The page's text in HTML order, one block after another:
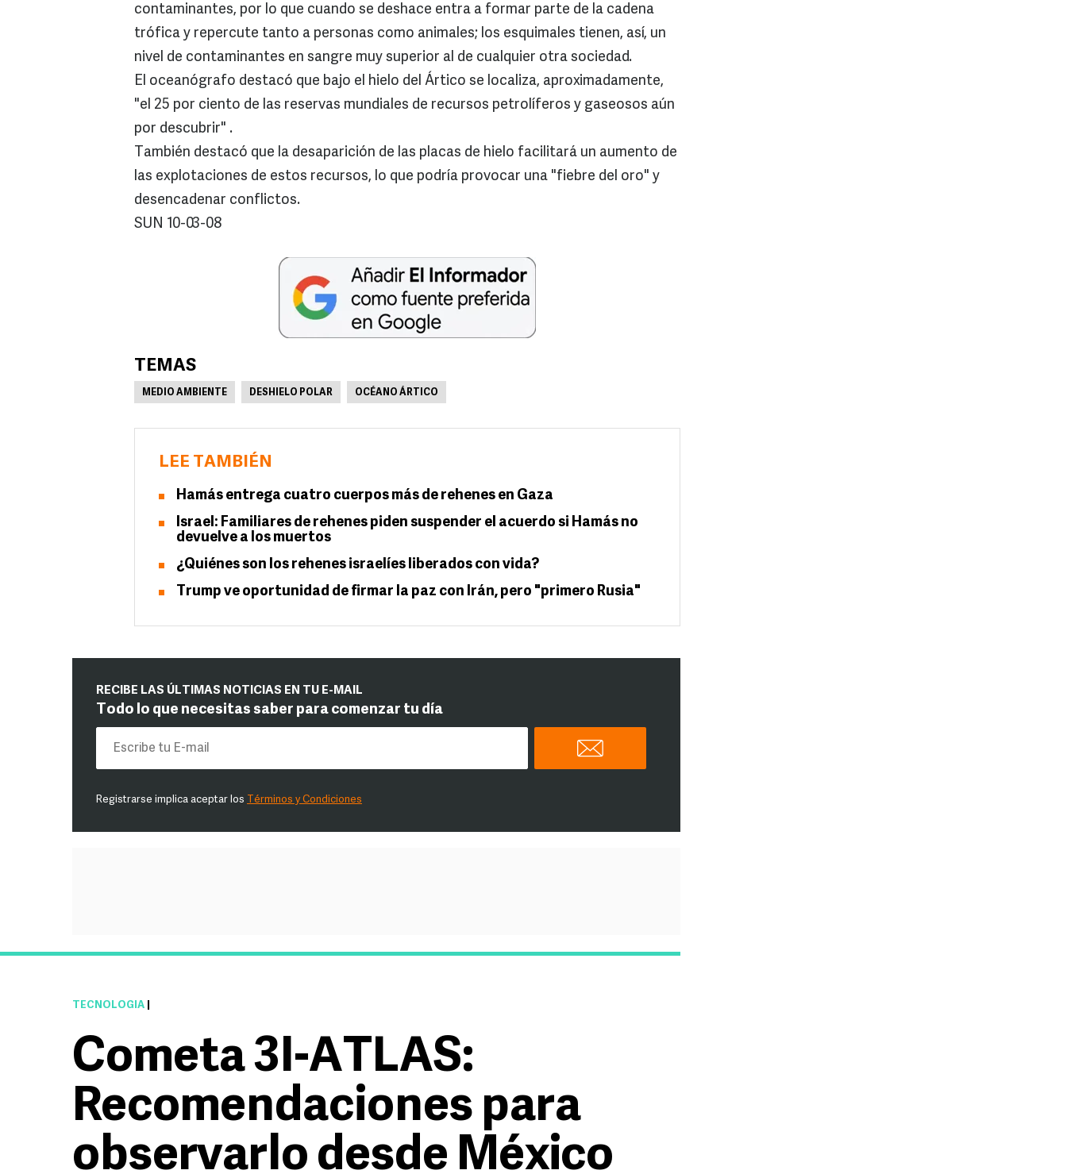
contaminantes, por lo que cuando se deshace entra a formar parte de la cadena
trófica y repercute tanto a personas como animales; los esquimales tienen, así, un
nivel de contaminantes en sangre muy superior al de cualquier otra sociedad.
El oceanógrafo destacó que bajo el hielo del Ártico se localiza, aproximadamente,
"el 25 por ciento de las reservas mundiales de recursos petrolíferos y gaseosos aún
por descubrir" .
También destacó que la desaparición de las placas de hielo facilitará un aumento de
las explotaciones de estos recursos, lo que podría provocar una "fiebre del oro" y
desencadenar conflictos.
SUN 10-03-08
TEMAS
MEDIO AMBIENTE DESHIELO POLAR OCÉANO ÁRTICO
LEE TAMBIÉN
Hamás entrega cuatro cuerpos más de rehenes en Gaza
Israel: Familiares de rehenes piden suspender el acuerdo si Hamás no
devuelve a los muertos
¿Quiénes son los rehenes israelíes liberados con vida?
Trump ve oportunidad de firmar la paz con Irán, pero "primero Rusia"
RECIBE LAS ÚLTIMAS NOTICIAS EN TU E-MAIL
Todo lo que necesitas saber para comenzar tu día
Registrarse implica aceptar los Términos y Condiciones
TECNOLOGÍA
Cometa 3I-ATLAS:
Recomendaciones para
observarlo desde México